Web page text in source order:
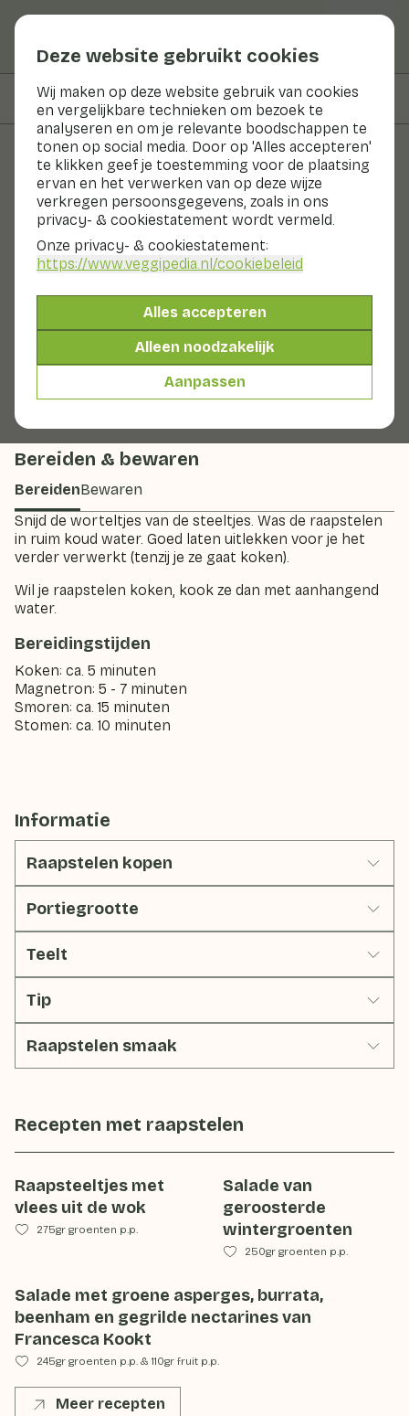
Deze website gebruikt cookies
Wij maken op deze website gebruik van cookies
en vergelijkbare technieken om bezoek te
analyseren en om je relevante boodschappen te
tonen op social media. Door op 'Alles accepteren'
te klikken geef je toestemming voor de plaatsing
ervan en het verwerken van op deze wijze
verkregen persoonsgegevens, zoals in ons
privacy- & cookiestatement wordt vermeld.
Onze privacy- & cookiestatement:
https://www.veggipedia.nl/cookiebeleid
Alles accepteren
Alleen noodzakelijk
Aanpassen
Op deze pagina Recepten met
Groenten en fruit
Raapstelen
Groenten Koelkast
heldergroene groente wordt ook wel ‘keeltjes’
genoemd. Raapsteeltjes zijn langwerpige blaadjes op
een knapperige steel. De groente heeft wel wat weg
van jonge spinazie of rucola. Raapstelen zijn meestal te
koop in bosjes. De smaak is licht pittig.
Bereiden & bewaren
BereidenBewaren
Snijd de worteltjes van de steeltjes. Was de raapstelen
in ruim koud water. Goed laten uitlekken voor je het
verder verwerkt (tenzij je ze gaat koken).
Wil je raapstelen koken, kook ze dan met aanhangend
water.
Bereidingstijden
Koken: ca. 5 minuten
Magnetron: 5 - 7 minuten
Smoren: ca. 15 minuten
Stomen: ca. 10 minuten
Informatie
Raapstelen kopen
Portiegrootte
Teelt
Tip
Raapstelen smaak
Recepten met raapstelen
Raapsteeltjes met
vlees uit de wok
275gr groenten p.p.
Salade van
geroosterde
wintergroenten
250gr groenten p.p.
Salade met groene asperges, burrata,
beenham en gegrilde nectarines van
Francesca Kookt
245gr groenten p.p. & 110gr fruit p.p.
Meer recepten